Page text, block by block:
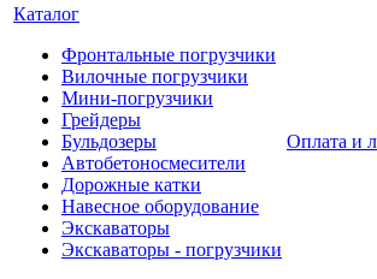
Каталог
Фронтальные погрузчики
Вилочные погрузчики
Мини-погрузчики
Грейдеры
Бульдозеры
Автобетоносмесители
Дорожные катки
Навесное оборудование
Экскаваторы
Экскаваторы - погрузчики
Оплата и